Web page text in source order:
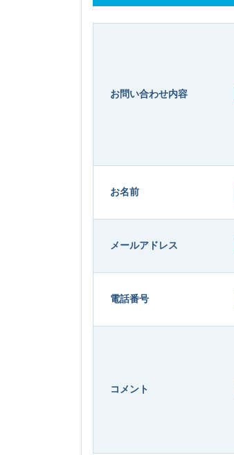
お問い合わせ内容
お名前
メールアドレス
電話番号
コメント